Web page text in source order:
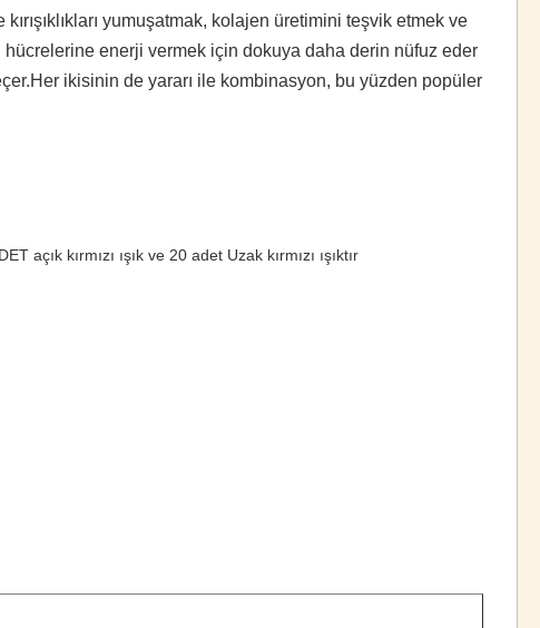
yumuşatmak, kolajen üretimini teşvik etmek ve
hücrelerine enerji vermek için dokuya daha derin nüfuz eder
ikisinin de yararı ile kombinasyon, bu yüzden popüler
kırmızı ışık ve 20 adet Uzak kırmızı ışıktır